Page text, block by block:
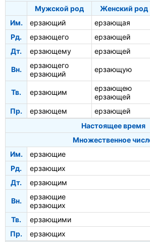
Мужской род
Женский род
Им.
ерзающий ерзающая
Рд.
ерзающего ерзающей
Дт.
ерзающему ерзающей
Вн.
ерзающего
ерзающий
ерзающую
Тв. ерзающим
ерзающею
ерзающей
Пр. ерзающем ерзающей
Настоящее время
Множественное
Им.
ерзающие
Рд.
ерзающих
Дт.
ерзающим
Вн.
ерзающие
ерзающих
Тв.
ерзающими
Пр.
ерзающих